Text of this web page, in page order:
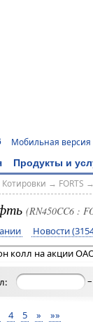
Мобильная версия
Продукты и
Котировки → FORTS →
(RN450CC6 :
Новости
колл на акции
–
4 5 » »»